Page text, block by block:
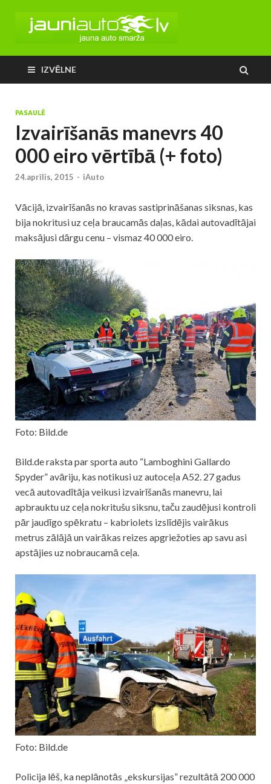
IZVĒLNE
PASAULĒ
Izvairīšanās manevrs 40
000 eiro vērtībā (+ foto)
24.aprīlis, 2015 - iAuto
Vācijā, izvairīšanās no kravas sastiprināšanas siksnas, kas
bija nokritusi uz ceļa braucamās daļas, kādai autovadītājai
maksājusi dārgu cenu – vismaz 40 000 eiro.
Foto: Bild.de
Bild.de raksta par sporta auto “Lamboghini Gallardo
Spyder” avāriju, kas notikusi uz autoceļa A52. 27 gadus
vecā autovadītāja veikusi izvairīšanās manevru, lai
apbrauktu uz ceļa nokritušu siksnu, taču zaudējusi kontroli
pār jaudīgo spēkratu – kabriolets izslīdējis vairākus
metrus zālājā un vairākas reizes apgriežoties ap savu asi
apstājies uz nobraucamā ceļa.
Foto: Bild.de
Policija lēš, ka neplānotās „ekskursijas” rezultātā 200 000